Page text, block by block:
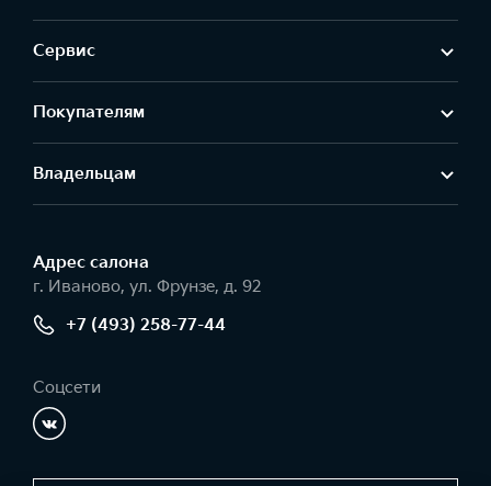
Сервис
Покупателям
Владельцам
Адрес салонa
г. Иваново, ул. Фрунзе, д. 92
+7 (493) 258-77-44
Соцсети